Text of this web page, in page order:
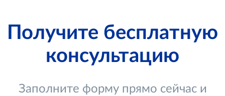
Получите бесплатную
консультацию
Заполните форму прямо сейчас и